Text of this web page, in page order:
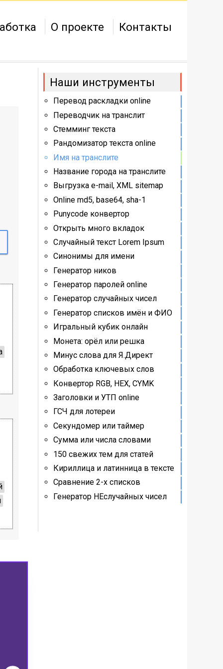
О проекте Контакты
Наши инструменты
Перевод раскладки online
Переводчик на транслит
Стемминг текста
Рандомизатор текста online
Имя на транслите
Название города на транслите
Выгрузка e-mail, XML sitemap
Online md5, base64, sha-1
Punycode конвертор
Открыть много вкладок
Случайный текст Lorem Ipsum
Синонимы для имени
Генератор ников
Генератор паролей online
Генератор случайных чисел
Генератор списков имён и ФИО
Игральный кубик онлайн
Монета: орёл или решка
Минус слова для Я.Директ
Обработка ключевых слов
Конвертор RGB, HEX, CYMK
Заголовки и УТП online
ГСЧ для лотереи
Секундомер или таймер
Сумма или числа словами
150 свежих тем для статей
Кириллица и латинница в тексте
Сравнение 2-х списков
Генератор НЕслучайных чисел